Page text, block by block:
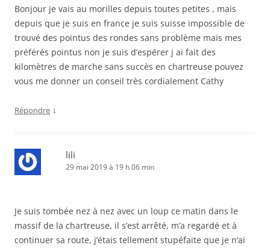
Bonjour je vais au morilles depuis toutes petites , mais
depuis que je suis en france je suis suisse impossible de
trouvé des pointus des rondes sans problème mais mes
préférés pointus non je suis d’espérer j ai fait des
kilomètres de marche sans succès en chartreuse pouvez
vous me donner un conseil très cordialement Cathy
Répondre ↓
lili
29 mai 2019 à 19 h 06 min
Je suis tombée nez à nez avec un loup ce matin dans le
massif de la chartreuse, il s’est arrêté, m’a regardé et à
continuer sa route, j’étais tellement stupéfaite que je n’ai